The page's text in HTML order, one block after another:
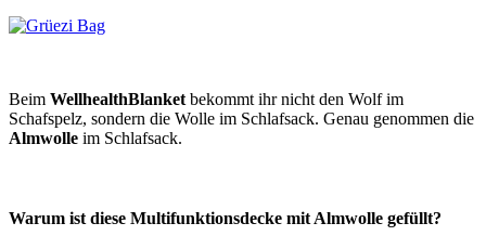
Beim WellhealthBlanket bekommt ihr nicht den Wolf im
Schafspelz, sondern die Wolle im Schlafsack. Genau genommen die
Almwolle im Schlafsack.
Warum ist diese Multifunktionsdecke mit Almwolle gefüllt?